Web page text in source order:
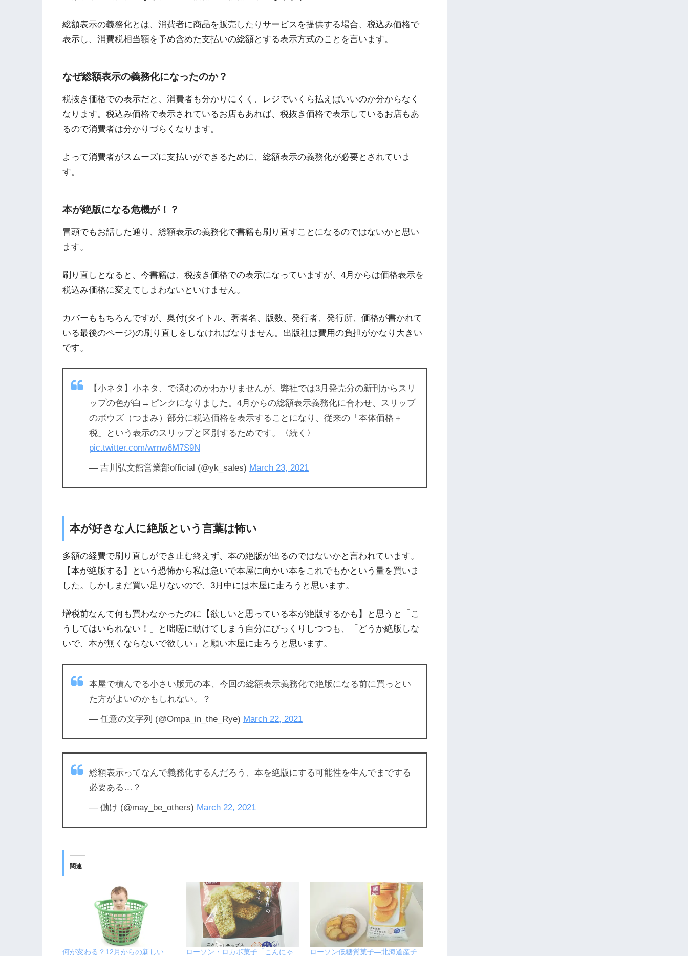
総額表示の義務化とは、消費者に商品を販売したりサービスを提供する場合、税込み価格で
表示し、消費税相当額を予め含めた支払いの総額とする表示方式のことを言います。
なぜ総額表示の義務化になったのか？
税抜き価格での表示だと、消費者も分かりにくく、レジでいくら払えばいいのか分からなく
なります。税込み価格で表示されているお店もあれば、税抜き価格で表示しているお店もあ
るので消費者は分かりづらくなります。
よって消費者がスムーズに支払いができるために、総額表示の義務化が必要とされていま
す。
本が絶版になる危機が！？
冒頭でもお話した通り、総額表示の義務化で書籍も刷り直すことになるのではないかと思い
ます。
刷り直しとなると、今書籍は、税抜き価格での表示になっていますが、4月からは価格表示を
税込み価格に変えてしまわないといけません。
カバーももちろんですが、奥付(タイトル、著者名、版数、発行者、発行所、価格が書かれて
いる最後のページ)の刷り直しをしなければなりません。出版社は費用の負担がかなり大きい
です。
【小ネタ】小ネタ、で済むのかわかりませんが。弊社では3月発売分の新刊からスリ
ップの色が白→ピンクになりました。4月からの総額表示義務化に合わせ、スリップ
のボウズ（つまみ）部分に税込価格を表示することになり、従来の「本体価格＋
税」という表示のスリップと区別するためです。〈続く〉
pic.twitter.com/wrnw6M7S9N
— 吉川弘文館営業部official (@yk_sales) March 23, 2021
本が好きな人に絶版という言葉は怖い
多額の経費で刷り直しができ止む終えず、本の絶版が出るのではないかと言われています。
【本が絶版する】という恐怖から私は急いで本屋に向かい本をこれでもかという量を買いま
した。しかしまだ買い足りないので、3月中には本屋に走ろうと思います。
増税前なんて何も買わなかったのに【欲しいと思っている本が絶版するかも】と思うと「こ
うしてはいられない！」と咄嗟に動けてしまう自分にびっくりしつつも、「どうか絶版しな
いで、本が無くならないで欲しい」と願い本屋に走ろうと思います。
本屋で積んでる小さい版元の本、今回の総額表示義務化で絶版になる前に買っとい
た方がよいのかもしれない。？
— 任意の文字列 (@Ompa_in_the_Rye) March 22, 2021
総額表示ってなんで義務化するんだろう、本を絶版にする可能性を生んでまでする
必要ある…？
— 働け (@may_be_others) March 22, 2021
関連
何が変わる？12月からの新しい ローソン・ロカボ菓子「こんにゃ ローソン低糖質菓子―北海道産チ